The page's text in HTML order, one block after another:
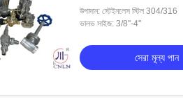
উপাদান: স্টেইনলেস স্টিল 304/316
ভালভ সাইজ: 3/8''-4''
সেরা মূল্য পান